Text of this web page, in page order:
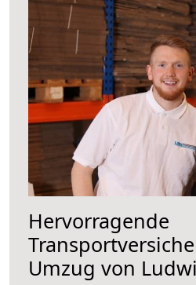
Hervorragende
Umzug von